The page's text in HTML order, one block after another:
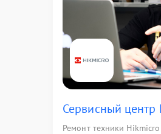
Сервисный центр
Ремонт техники Hikmicro